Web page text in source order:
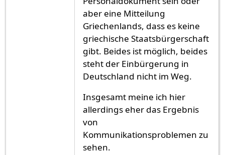
aber eine Mitteilung
Griechenlands, dass es keine
griechische Staatsbürgerschaft
gibt. Beides ist möglich, beides
steht der Einbürgerung in
Deutschland nicht im Weg.
Insgesamt meine ich hier
allerdings eher das Ergebnis
von
Kommunikationsproblemen zu
sehen.